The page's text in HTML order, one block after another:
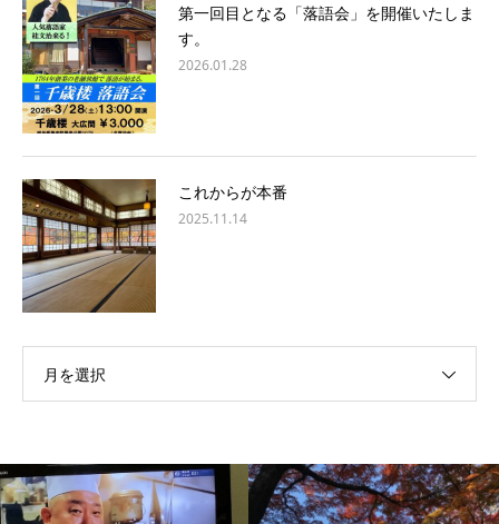
第一回目となる「落語会」を開催いたしま
す。
2026.01.28
これからが本番
2025.11.14
月を選択